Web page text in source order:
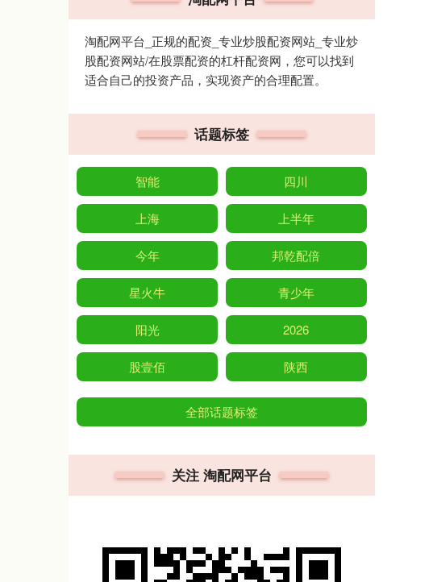
淘配网平台_正规的配资_专业炒股配资网站_专业炒
股配资网站/在股票配资的杠杆配资网，您可以找到
适合自己的投资产品，实现资产的合理配置。
话题标签
智能 四川
上海 上半年
今年 邦乾配倍
星火牛 青少年
阳光 2026
股壹佰 陕西
全部话题标签
关注 淘配网平台